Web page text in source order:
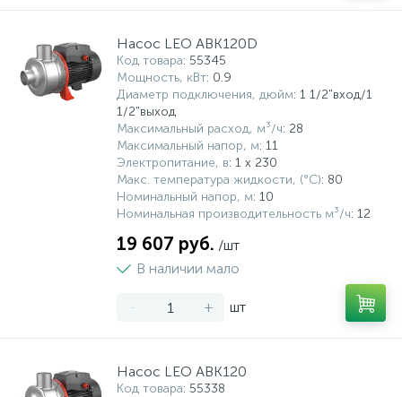
Насос LEO ABK120D
Код товара: 55345
Мощность, кВт: 0.9
Диаметр подключения, дюйм: 1 1/2"вход/1
1/2"выход
Максимальный расход, м³/ч: 28
Максимальный напор, м: 11
Электропитание, в: 1 x 230
Макс. температура жидкости, (°С): 80
Номинальный напор, м: 10
Номинальная производительность м³/ч: 12
19 607 руб. /шт
В наличии мало
- + шт
Насос LEO ABK120
Код товара: 55338